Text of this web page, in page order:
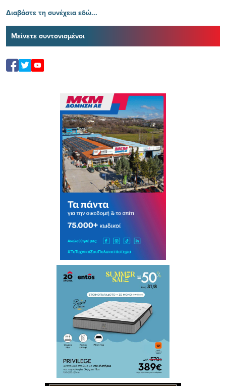
Διαβάστε τη συνέχεια εδώ...
Μείνετε συντονισμένοι